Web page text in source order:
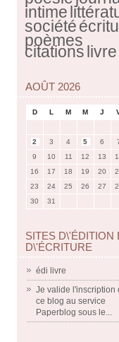
intime
société
poèmes
citationslivre
AOÛT 2026
D L M M J
2
3 4 5 6
9
10 11 12 13
16
17 18 19 20
23
24 25 26 27
30
31
SITES D\'ÉDITION
D\'ÉCRITURE
édi livre
Je valide l'inscription
ce blog au service
Paperblog sous le...